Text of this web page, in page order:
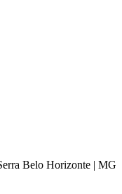
Belo Horizonte | MG